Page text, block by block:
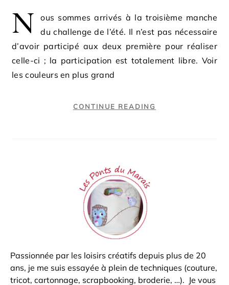
N
ous sommes arrivés à la troisième manche
du challenge de l’été. Il n’est pas nécessaire
d’avoir participé aux deux première pour réaliser
celle-ci ; la participation est totalement libre. Voir
les couleurs en plus grand
CONTINUE READING
Passionnée par les loisirs créatifs depuis plus de 20
ans, je me suis essayée à plein de techniques (couture,
tricot, cartonnage, scrapbooking, broderie, …). Je vous